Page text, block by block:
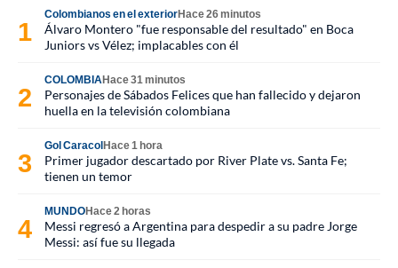
Colombianos en el exteriorHace 26 minutos
Álvaro Montero "fue responsable del resultado" en Boca
Juniors vs Vélez; implacables con él
COLOMBIAHace 31 minutos
Personajes de Sábados Felices que han fallecido y dejaron
huella en la televisión colombiana
Gol CaracolHace 1 hora
Primer jugador descartado por River Plate vs. Santa Fe;
tienen un temor
MUNDOHace 2 horas
Messi regresó a Argentina para despedir a su padre Jorge
Messi: así fue su llegada